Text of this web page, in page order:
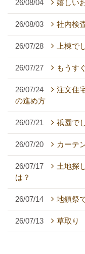
26/08/04 嬉し
26/08/03 社内検
26/07/28 上棟
26/07/27 もうす
26/07/24
注文住
の進め方
26/07/21 祇園
26/07/20 カーテ
26/07/17
土地探
は？
26/07/14 地鎮祭
26/07/13 草取り